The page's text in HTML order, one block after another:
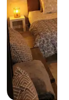
점 만점), 후기 105